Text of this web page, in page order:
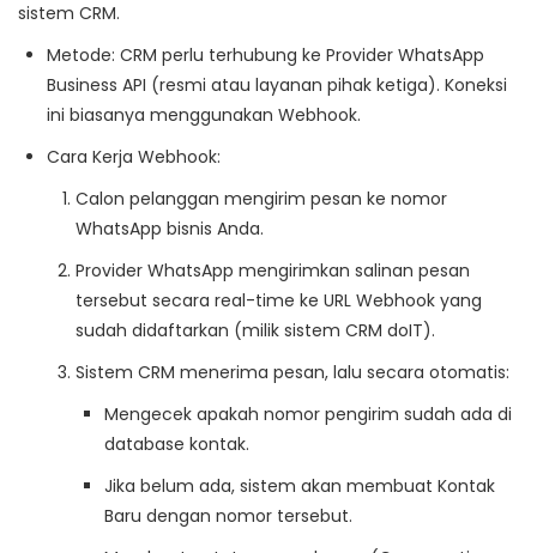
sistem CRM.
Metode: CRM perlu terhubung ke Provider WhatsApp
Business API (resmi atau layanan pihak ketiga). Koneksi
ini biasanya menggunakan Webhook.
Cara Kerja Webhook:
Calon pelanggan mengirim pesan ke nomor
WhatsApp bisnis Anda.
Provider WhatsApp mengirimkan salinan pesan
tersebut secara real-time ke URL Webhook yang
sudah didaftarkan (milik sistem CRM doIT).
Sistem CRM menerima pesan, lalu secara otomatis:
Mengecek apakah nomor pengirim sudah ada di
database kontak.
Jika belum ada, sistem akan membuat Kontak
Baru dengan nomor tersebut.